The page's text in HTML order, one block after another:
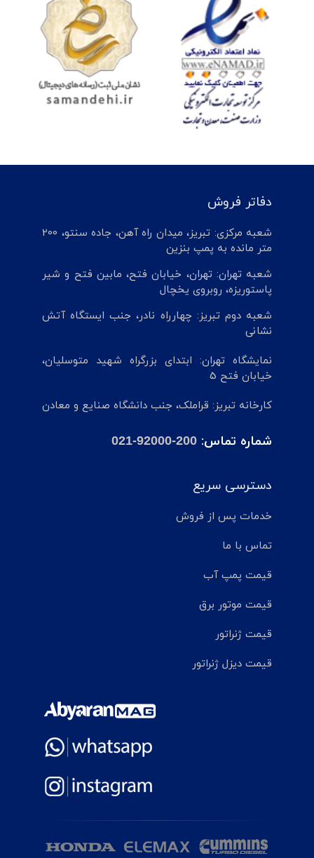
دفاتر فروش
شعبه مرکزی: تبریز، میدان راه آهن، جاده سنتو، 200
متر مانده به پمپ بنزین
شعبه تهران: تهران، خیابان فتح، مابین فتح و شیر
پاستوریزه، روبروی یخچال
شعبه دوم تبریز: چهارراه نادر، جنب ایستگاه آتش
نشانی
نمایشگاه تهران: ابتدای بزرگراه شهید متوسلیان،
خیابان فتح 5
کارخانه تبریز: قراملک، جنب دانشگاه صنایع و معادن
شماره تماس: 021-92000-200
دسترسی سریع
خدمات پس از فروش
تماس با ما
قیمت پمپ آب
قیمت موتور برق
قیمت ژنراتور
قیمت دیزل ژنراتور